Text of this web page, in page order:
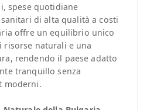
spese quotidiane
di alta qualità a costi
offre un equilibrio unico
risorse naturali e una
rendendo il paese adatto
tranquillo senza
moderni.